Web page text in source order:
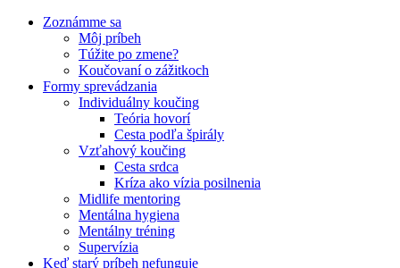
Zoznámme sa
Môj príbeh
Túžite po zmene?
Koučovaní o zážitkoch
Formy sprevádzania
Individuálny koučing
Teória hovorí
Cesta podľa špirály
Vzťahový koučing
Cesta srdca
Kríza ako vízia posilnenia
Midlife mentoring
Mentálna hygiena
Mentálny tréning
Supervízia
Keď starý príbeh nefunguje